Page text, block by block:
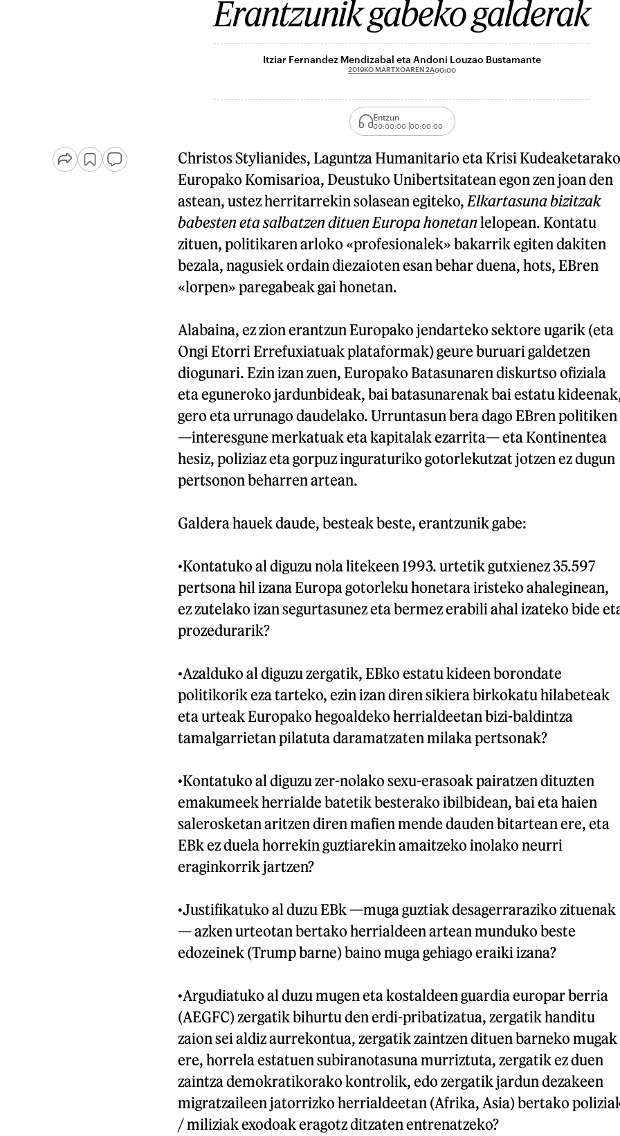
Erantzunik gabeko galderak
Itziar Fernandez Mendizabal eta Andoni Louzao Bustamante
2019KO MARTXOAREN 2A00:00
Entzun
00:00:00 00:00:00
Christos Stylianides, Laguntza Humanitario eta Krisi Kudeaketarako
Europako Komisarioa, Deustuko Unibertsitatean egon zen joan den
astean, ustez herritarrekin solasean egiteko, Elkartasuna bizitzak
babesten eta salbatzen dituen Europa honetanlelopean. Kontatu
zituen, politikaren arloko «profesionalek» bakarrik egiten dakiten
bezala, nagusiek ordain diezaioten esan behar duena, hots, EBren
«lorpen» paregabeak gai honetan.
Alabaina, ez zion erantzun Europako jendarteko sektore ugarik (eta
Ongi Etorri Errefuxiatuak plataformak) geure buruari galdetzen
diogunari. Ezin izan zuen, Europako Batasunaren diskurtso ofiziala
eta eguneroko jardunbideak, bai batasunarenak bai estatu
gero eta urrunago daudelako. Urruntasun bera dago EBren politiken
—interesgune merkatuak eta kapitalak ezarrita— eta Kontinentea
hesiz, poliziaz eta gorpuz inguraturiko gotorlekutzat jotzen ez dugun
pertsonon beharren artean.
Galdera hauek daude, besteak beste, erantzunik gabe:
•Kontatuko al diguzu nola litekeen 1993. urtetik gutxienez 35.597
pertsona hil izana Europa gotorleku honetara iristeko ahaleginean,
ez zutelako izan segurtasunez eta bermez erabili ahal izateko bide
prozedurarik?
•Azalduko al diguzu zergatik, EBko estatu kideen borondate
politikorik eza tarteko, ezin izan diren sikiera birkokatu hilabeteak
eta urteak Europako hegoaldeko herrialdeetan bizi-baldintza
tamalgarrietan pilatuta daramatzaten milaka pertsonak?
•Kontatuko al diguzu zer-nolako sexu-erasoak pairatzen dituzten
emakumeek herrialde batetik besterako ibilbidean, bai eta haien
salerosketan aritzen diren mafien mende dauden bitartean ere, eta
EBk ez duela horrekin guztiarekin amaitzeko inolako neurri
eraginkorrik jartzen?
•Justifikatuko al duzu EBk —muga guztiak desagerraraziko zituenak
— azken urteotan bertako herrialdeen artean munduko beste
edozeinek (Trump barne) baino muga gehiago eraiki izana?
•Argudiatuko al duzu mugen eta kostaldeen guardia europar berria
(AEGFC) zergatik bihurtu den erdi-pribatizatua, zergatik handitu
zaion sei aldiz aurrekontua, zergatik zaintzen dituen barneko mugak
ere, horrela estatuen subiranotasuna murriztuta, zergatik ez duen
zaintza demokratikorako kontrolik, edo zergatik jardun dezakeen
migratzaileen jatorrizko herrialdeetan (Afrika, Asia) bertako
/ miliziak exodoak eragotz ditzaten entrenatzeko?